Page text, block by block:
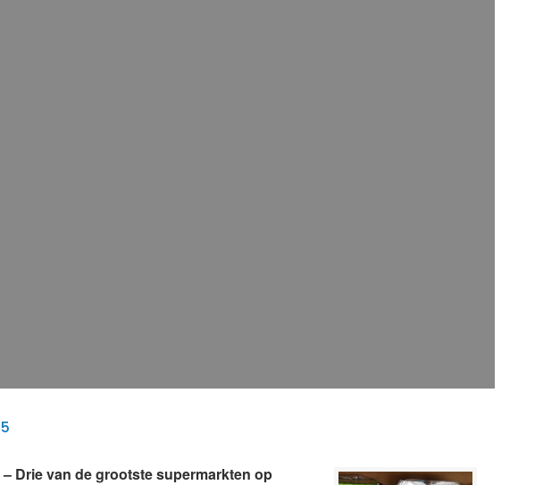
– Drie van de grootste supermarkten op